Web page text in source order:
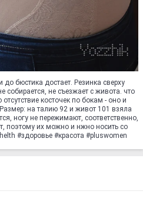
до бюстика достает. Резинка сверху
собирается, не съезжает с живота. что
косточек по бокам - оно и
на талию 92 и живот 101 взяла
ногу не пережимают, соответственно,
поэтому их можно и нжно носить со
#здоровье #красота #pluswomen